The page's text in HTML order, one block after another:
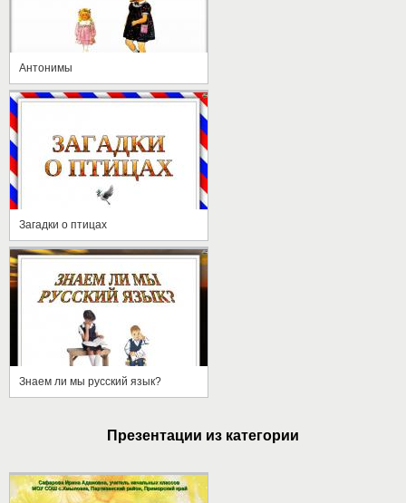
Антонимы
Загадки о птицах
Знаем ли мы русский язык?
Презентации из категории